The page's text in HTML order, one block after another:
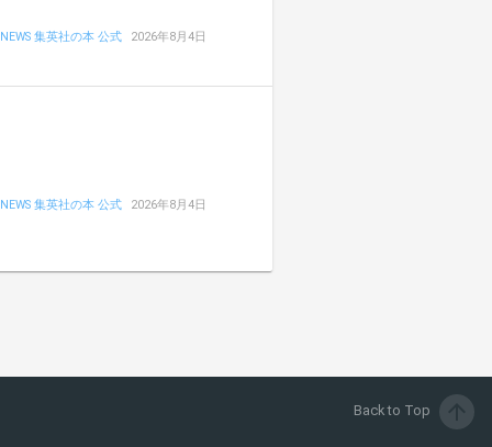
NEWS 集英社の本 公式 2026年8月4日
NEWS 集英社の本 公式 2026年8月4日
Back to Top